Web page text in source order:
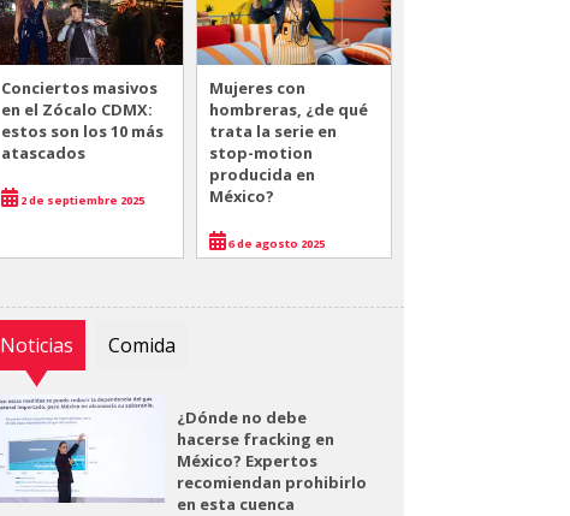
Conciertos masivos
en el Zócalo CDMX:
estos son los 10 más
atascados
2 de septiembre 2025
Mujeres con
hombreras, ¿de qué
trata la serie en
stop-motion
producida en
México?
6 de agosto 2025
Noticias Comida
¿Dónde no debe
hacerse fracking en
México? Expertos
recomiendan prohibirlo
en esta cuenca